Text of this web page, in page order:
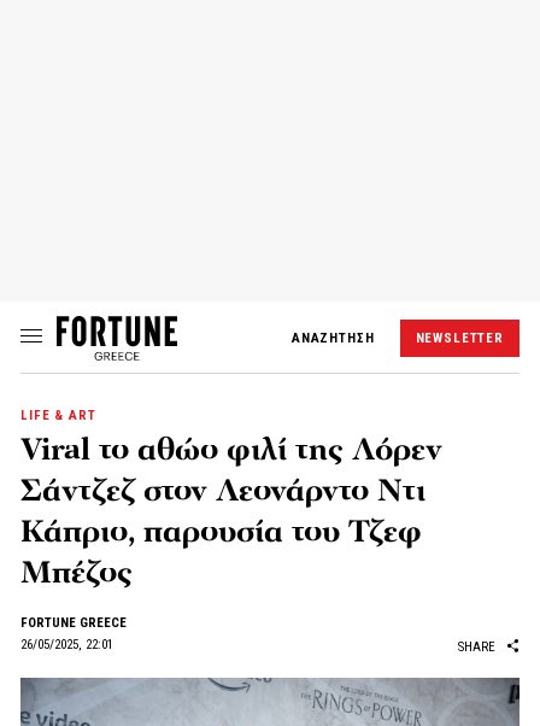
ΑΝΑΖΗΤΗΣΗ NEWSLETTER
LIFE & ART
Viral το αθώο φιλί της Λόρεν
Σάντζεζ στον Λεονάρντο Ντι
Κάπριο, παρουσία του Τζεφ
Μπέζος
FORTUNE GREECE
26/05/2025, 22:01
SHARE